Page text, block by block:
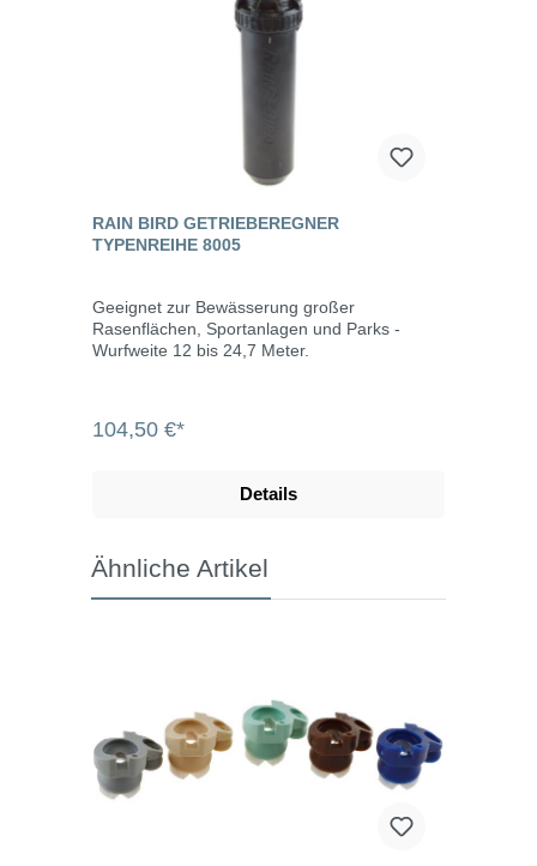
RAIN BIRD GETRIEBEREGNER
TYPENREIHE 8005
Geeignet zur Bewässerung großer
Rasenflächen, Sportanlagen und Parks -
Wurfweite 12 bis 24,7 Meter.
104,50 €*
Details
Ähnliche Artikel